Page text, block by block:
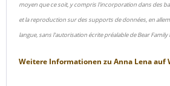
moyen que ce soit, y compris l'incorporation dans des
et la reproduction sur des supports de données, en
langue, sans l'autorisation écrite préalable de Bear
Weitere Informationen zu Anna Lenaauf